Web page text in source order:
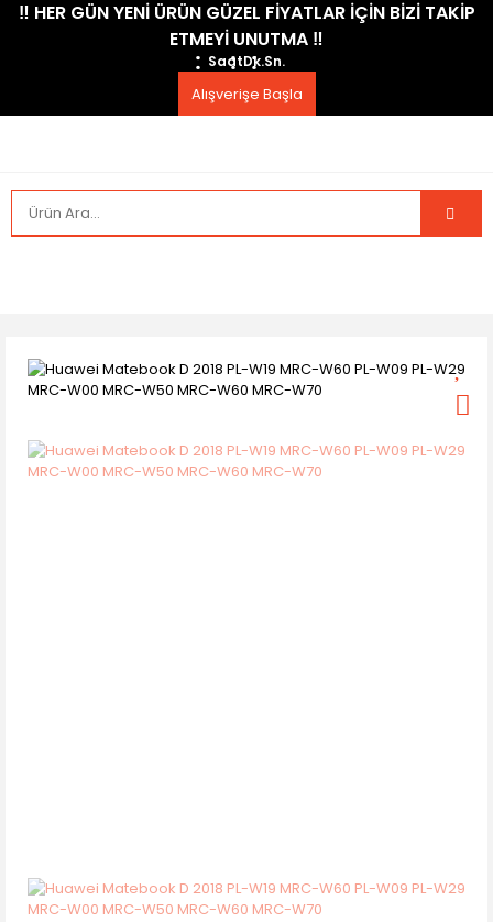
​‼️​ HER GÜN YENİ ÜRÜN GÜZEL FİYATLAR İÇİN BİZİ TAKİP
ETMEYİ UNUTMA ​‼️​
SaatDk.Sn.
Alışverişe Başla